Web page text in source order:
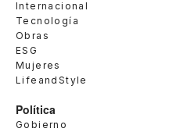
Internacional
Tecnología
Obras
ESG
Mujeres
LifeandStyle
Política
Gobierno